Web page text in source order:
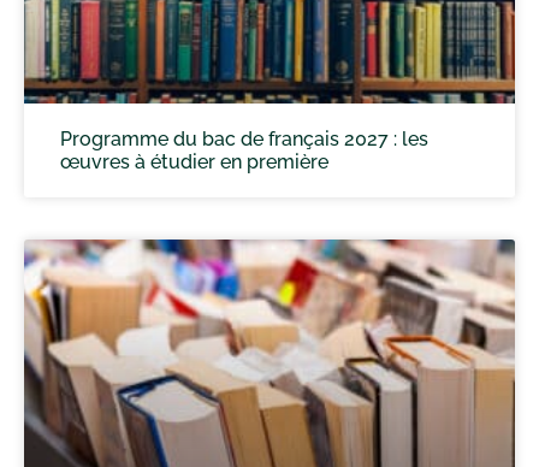
Programme du bac de français 2027 : les
œuvres à étudier en première